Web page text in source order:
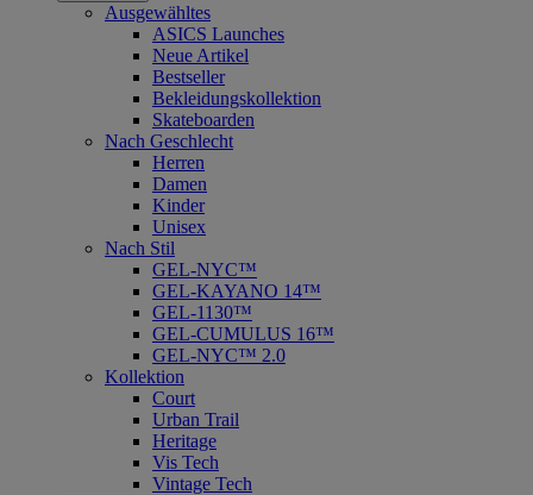
Ausgewähltes
ASICS Launches
Neue Artikel
Bestseller
Bekleidungskollektion
Skateboarden
Nach Geschlecht
Herren
Damen
Kinder
Unisex
Nach Stil
GEL-NYC™
GEL-KAYANO 14™
GEL-1130™
GEL-CUMULUS 16™
GEL-NYC™ 2.0
Kollektion
Court
Urban Trail
Heritage
Vis Tech
Vintage Tech